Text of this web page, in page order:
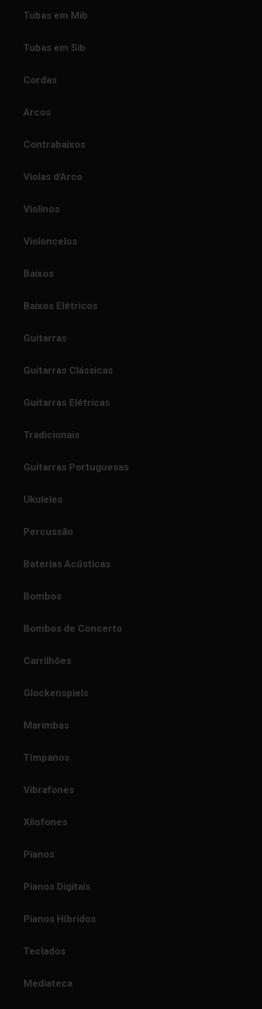
Tubas em Mib
Tubas em Sib
Cordas
Arcos
Contrabaixos
Violas d'Arco
Violinos
Violoncelos
Baixos
Baixos Elétricos
Guitarras
Guitarras Clássicas
Guitarras Elétricas
Tradicionais
Guitarras Portuguesas
Ukuleles
Percussão
Baterias Acústicas
Bombos
Bombos de Concerto
Carrilhões
Glockenspiels
Marimbas
Tímpanos
Vibrafones
Xilofones
Pianos
Pianos Digitais
Pianos Híbridos
Teclados
Mediateca